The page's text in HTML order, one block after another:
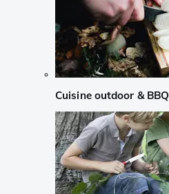
Cuisine outdoor & BBQ